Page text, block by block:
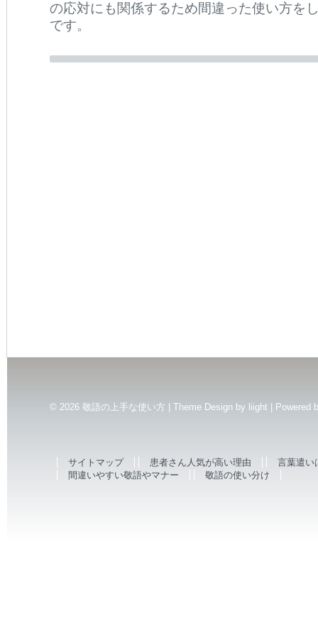
の応対にも関係するため間違った使い方を
です。
© 2026 敬語の上手な使い方 | Theme Design by liight | Powered
サイトマップ 患者さん人気が高い理由
言葉遣い
間違いやすい敬語やマナー
敬語の使い分け